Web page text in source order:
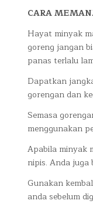
CARA
Hayat minyak
goreng jangan
panas terlalu
Dapatkan
gorengan dan
Semasa
menggunakan
Apabila minyak
nipis. Anda
Gunakan
anda sebelum